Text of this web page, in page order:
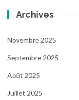
Archives
Novembre 2025
Septembre 2025
Août 2025
Juillet 2025